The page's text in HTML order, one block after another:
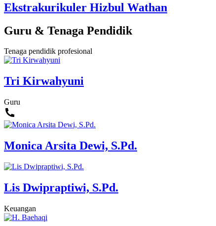
Ekstrakurikuler Hizbul Wathan
Guru & Tenaga Pendidik
Tenaga pendidik profesional
Tri Kirwahyuni
Guru
Monica Arsita Dewi, S.Pd.
Lis Dwipraptiwi, S.Pd.
Keuangan